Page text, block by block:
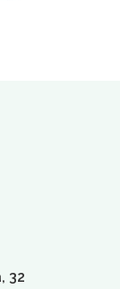
32